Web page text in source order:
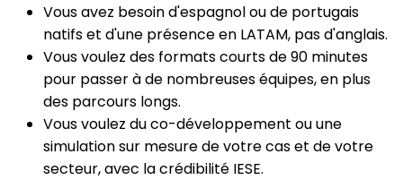
Vous avez besoin d'espagnol ou de portugais
natifs et d'une présence en LATAM, pas d'anglais.
Vous voulez des formats courts de 90 minutes
pour passer à de nombreuses équipes, en plus
des parcours longs.
Vous voulez du co-développement ou une
simulation sur mesure de votre cas et de votre
secteur, avec la crédibilité IESE.